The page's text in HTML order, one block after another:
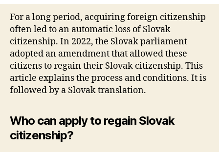
For a long period, acquiring foreign citizenship
often led to an automatic loss of Slovak
citizenship. In 2022, the Slovak parliament
adopted an amendment that allowed these
citizens to regain their Slovak citizenship. This
article explains the process and conditions. It is
followed by a Slovak translation.
Who can apply to regain Slovak
citizenship?